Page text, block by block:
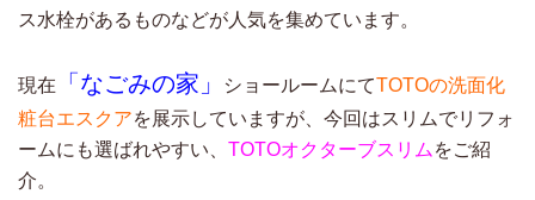
ス水栓があるものなどが人気を集めています。
現在 「なごみの家」 ショールームにてTOTOの洗面化
粧台エスクアを展示していますが、今回はスリムでリフォ
ームにも選ばれやすい、 TOTOオクターブスリム をご紹
介。